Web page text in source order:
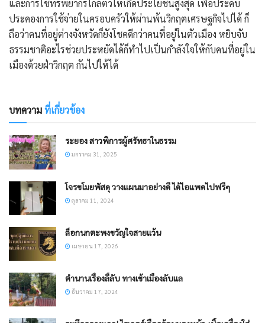
และการใช้ทรัพยากรใกล้ตัวให้เกิดประโยชน์สูงสุด เพื่อประคับ
ประคองการใช้จ่ายในครอบครัวให้ผ่านพ้นวิกฤตเศรษฐกิจไปได้ ก็
ถือว่าคนที่อยู่ต่างจังหวัดก็ยังโชคดีกว่าคนที่อยู่ในตัวเมือง หยิบจับ
ธรรมชาติอะไรช่วยประหยัดได้ก็ทำไปเป็นกำลังใจให้กับคนที่อยู่ใน
เมืองด้วยฝ่าวิกฤต กันไปให้ได้
บทความที่เกี่ยวข้อง
ระยอง สาวพิการผู้ศรัทธาในธรรม
มกราคม 31, 2025
โจรขโมยพัสดุ วางแผนมาอย่างดี ได้ไอแพดไปฟรีๆ
ตุลาคม 11, 2024
ล็อกนกตะพงขวัญใจสายแว้น
เมษายน 17, 2026
ตำนานเรื่องลี้ลับ ทางเข้าเมืองลับแล
ธันวาคม 17, 2024